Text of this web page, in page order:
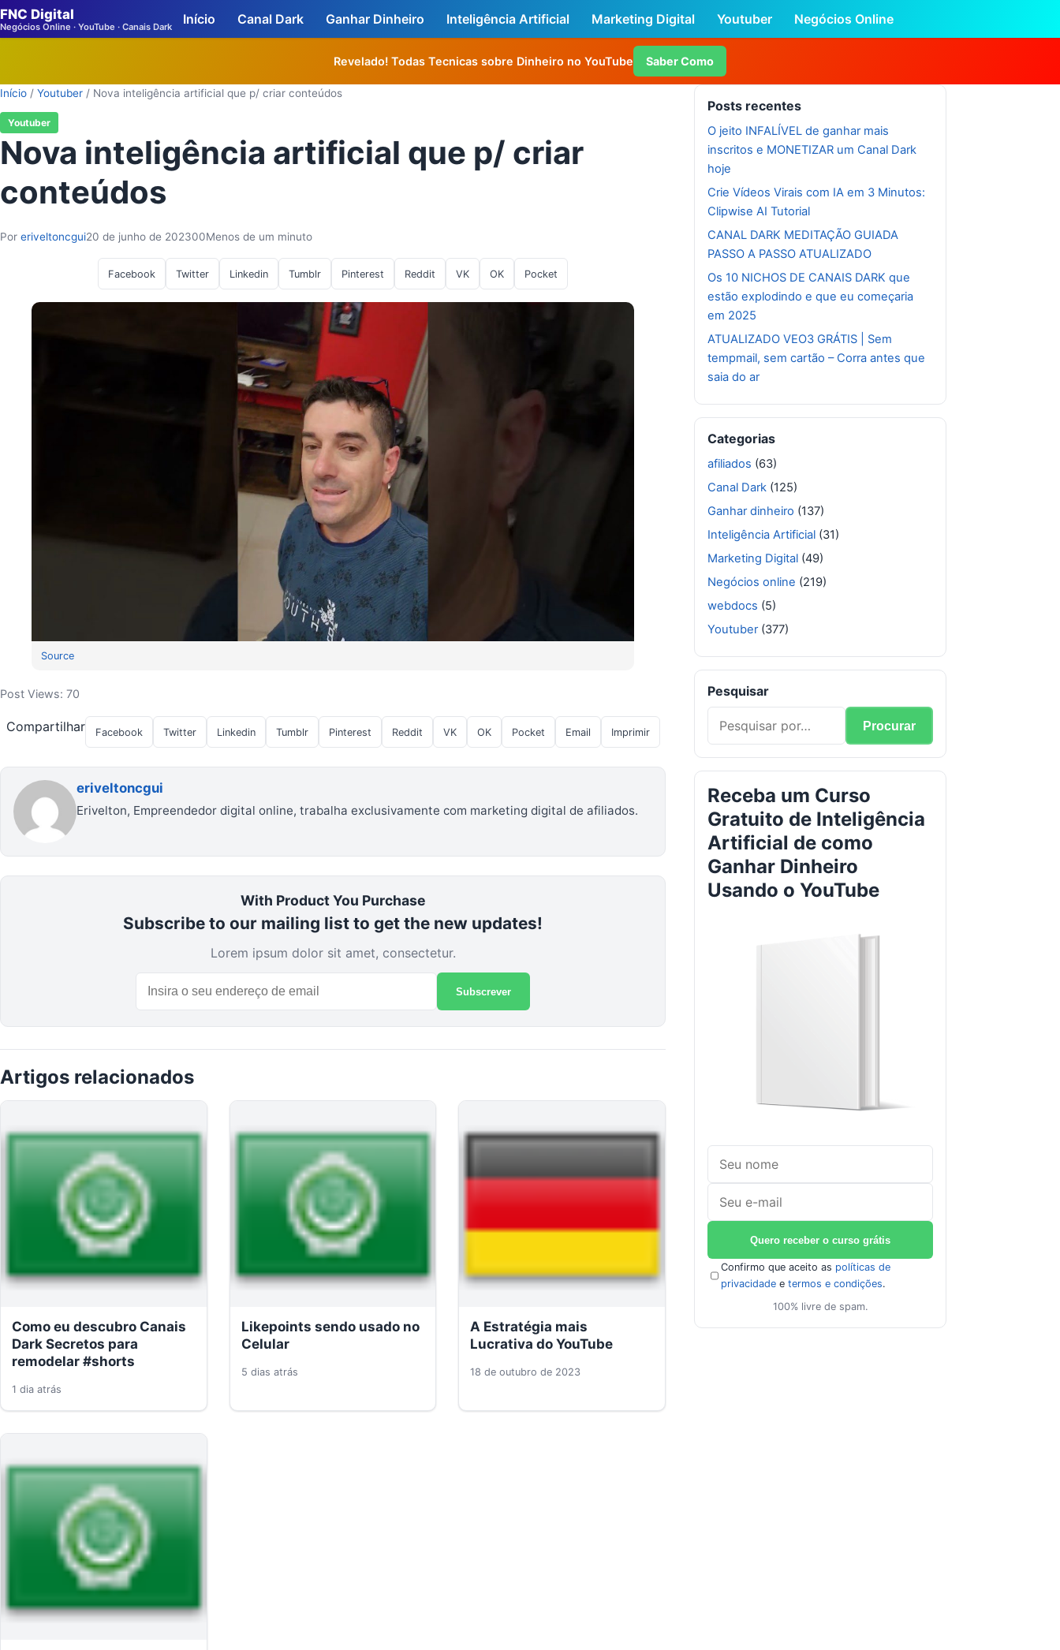
FNC Digital
Negócios Online · YouTube · Canais Dark Início Canal Dark Ganhar Dinheiro Inteligência Artificial Marketing Digital Youtuber Negócios Online
Revelado! Todas Tecnicas sobre Dinheiro no YouTube Saber Como
Início / Youtuber / Nova inteligência artificial que p/ criar conteúdos
Youtuber
Nova inteligência artificial que p/ criar
conteúdos
Por eriveltoncgui20 de junho de 202300Menos de um minuto
Facebook Twitter Linkedin Tumblr Pinterest Reddit VK OK Pocket
Source
Post Views: 70
Compartilhar Facebook Twitter Linkedin Tumblr Pinterest Reddit VK OK Pocket Email Imprimir
eriveltoncgui
Erivelton, Empreendedor digital online, trabalha exclusivamente com marketing digital de afiliados.
With Product You Purchase
Subscribe to our mailing list to get the new updates!
Lorem ipsum dolor sit amet, consectetur.
Artigos relacionados
Como eu descubro Canais
Dark Secretos para
remodelar #shorts
1 dia atrás
Likepoints sendo usado no
Celular
5 dias atrás
A Estratégia mais
Lucrativa do YouTube
18 de outubro de 2023
Posts recentes
O jeito INFALÍVEL de ganhar mais
inscritos e MONETIZAR um Canal Dark
hoje
Crie Vídeos Virais com IA em 3 Minutos:
Clipwise AI Tutorial
CANAL DARK MEDITAÇÃO GUIADA
PASSO A PASSO ATUALIZADO
Os 10 NICHOS DE CANAIS DARK que
estão explodindo e que eu começaria
em 2025
ATUALIZADO VEO3 GRÁTIS | Sem
tempmail, sem cartão – Corra antes que
saia do ar
Categorias
afiliados (63)
Canal Dark (125)
Ganhar dinheiro (137)
Inteligência Artificial (31)
Marketing Digital (49)
Negócios online (219)
webdocs (5)
Youtuber(377)
Pesquisar
Procurar
Receba um Curso
Gratuito de Inteligência
Artificial de como
Ganhar Dinheiro
Usando o YouTube
Confirmo que aceito as políticas de
privacidade etermos e condições.
100% livre de spam.